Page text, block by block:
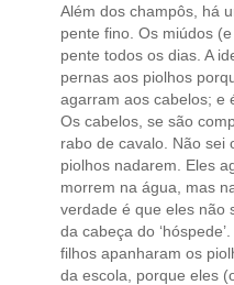
Além dos champôs, há
pente fino. Os miúdos
pente todos os dias. A
pernas aos piolhos
agarram aos cabelos; e
Os cabelos, se são
rabo de cavalo. Não sei
piolhos nadarem. Eles
morrem na água, mas
verdade é que eles não
da cabeça do
filhos apanharam os
da escola, porque eles